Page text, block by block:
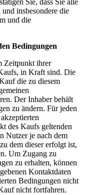
Sie, dass Sie alle
insbesondere die
und die
Bedingungen
Zeitpunkt ihrer
in Kraft sind. Die
die zu diesem
Der Inhaber behält
zu ändern. Für jeden
des Kaufs geltenden
Nutzer je nach dem
dem dieser erfolgt ist,
Um Zugang zu
zu erhalten, können
Kontaktdaten
Bedingungen nicht
nicht fortfahren.